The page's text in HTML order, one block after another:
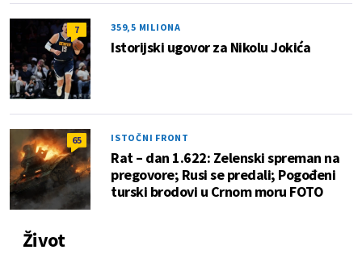
7 359,5 MILIONA
Istorijski ugovor za Nikolu Jokića
65 ISTOČNI FRONT
Rat – dan 1.622: Zelenski spreman na
pregovore; Rusi se predali; Pogođeni
turski brodovi u Crnom moru FOTO
Život